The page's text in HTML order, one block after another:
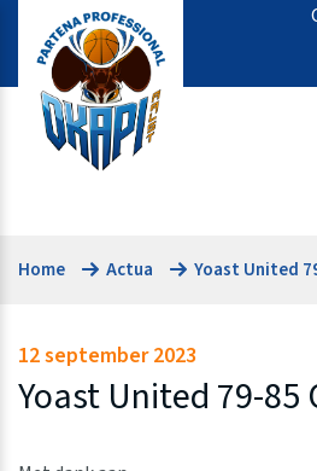
inhoud
Home Actua Yoast United
12 september 2023
Yoast United 79-85